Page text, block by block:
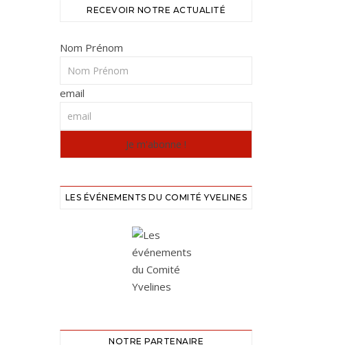
RECEVOIR NOTRE ACTUALITÉ
Nom Prénom
email
LES ÉVÉNEMENTS DU COMITÉ YVELINES
NOTRE PARTENAIRE